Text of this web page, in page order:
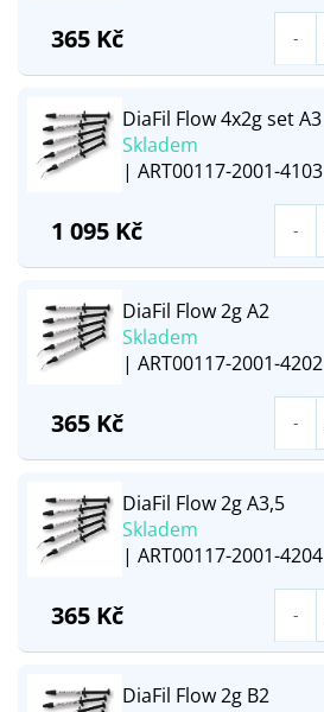
365 Kč
DiaFil Flow 4x2g set A3
Skladem
| ART00117-2001-4103
1 095 Kč
DiaFil Flow 2g A2
Skladem
| ART00117-2001-4202
365 Kč
DiaFil Flow 2g A3,5
Skladem
| ART00117-2001-4204
365 Kč
DiaFil Flow 2g B2